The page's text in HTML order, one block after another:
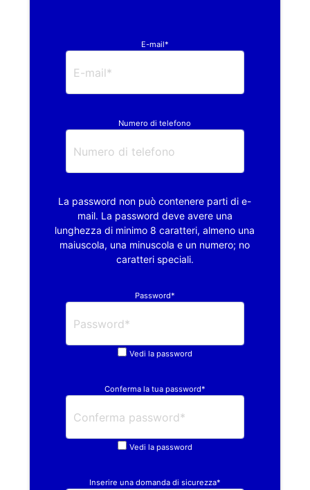
E-mail*
Numero di telefono
La password non può contenere parti di e-
mail. La password deve avere una
lunghezza di minimo 8 caratteri, almeno una
maiuscola, una minuscola e un numero; no
caratteri speciali.
Password*
Vedi la password
Conferma la tua password*
Vedi la password
Inserire una domanda di sicurezza*